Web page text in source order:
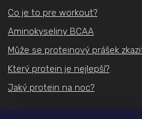
Co je to pre workout?
Aminokyseliny BCAA
Může se proteinový prášek
Který protein je nejlepší?
Jaký protein na noc?